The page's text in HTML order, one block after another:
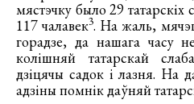
мястэчку было 29
117 чалавек3. На жаль,
горадзе, да нашага часу
колішняй татарскай
дзіцячы садок і лазня. На
адзіны помнік даўняй